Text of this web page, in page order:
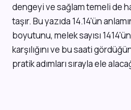
dengeyi ve sağlam temeli de
taşır. Bu yazıda 14.14'ün
boyutunu, melek sayısı
karşılığını ve bu saati
pratik adımları sırayla ele